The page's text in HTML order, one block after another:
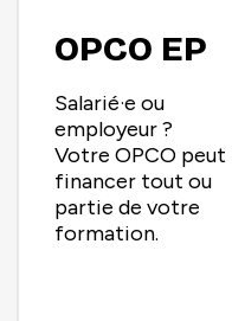
OPCO EP
Salarié·e ou
employeur ?
Votre OPCO peut
financer tout ou
partie de votre
formation.